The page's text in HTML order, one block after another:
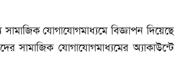
যোগাযোগমাধ্যমে বিজ্ঞাপন দিয়েছে
সামাজিক যোগাযোগমাধ্যমের অ্যাকাউন্টে